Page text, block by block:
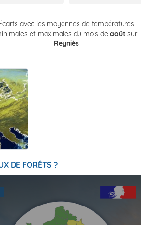
avec les moyennes de températures
et maximales du mois de août sur
Reyniès
DE FORÊTS ?